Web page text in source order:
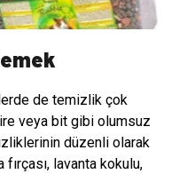
de temizlik çok
veya bit gibi olumsuz
düzenli olarak
fırçası, lavanta kokulu,